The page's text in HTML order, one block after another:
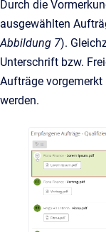
Durch die
ausgewählten
Abbildung 7).
Unterschrift bzw.
Aufträge
werden.